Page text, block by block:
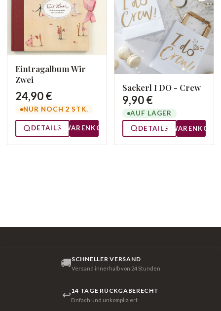
Eintragalbum Wir
Zwei
24,90 €
NUR NOCH 2 STK.
DETAILS WARENKORB
Sackerl I DO - Crew
9,90 €
AUF LAGER
DETAILS
WARENKORB
🚚SCHNELLER VERSAND
Versand innerhalb von 24 Stunden
↩14 TAGE RÜCKGABERECHT
Einfach und unkompliziert